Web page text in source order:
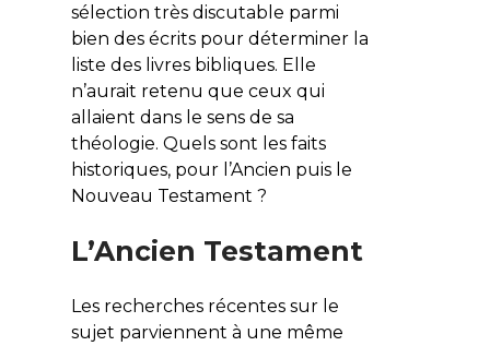
sélection très discutable parmi
bien des écrits pour déterminer la
liste des livres bibliques. Elle
n’aurait retenu que ceux qui
allaient dans le sens de sa
théologie. Quels sont les faits
historiques, pour l’Ancien puis le
Nouveau Testament ?
L’Ancien Testament
Les recherches récentes sur le
sujet parviennent à une même